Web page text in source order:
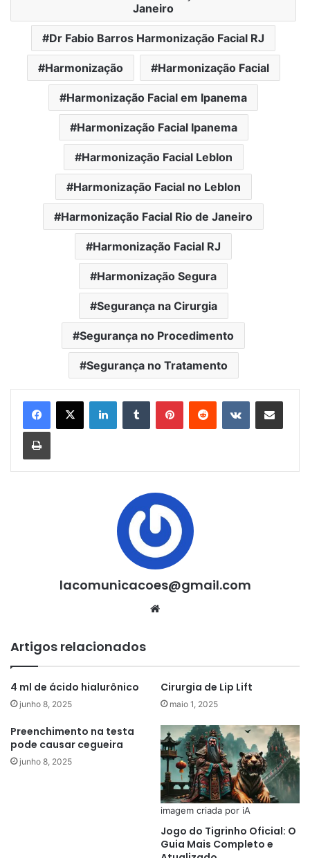
Janeiro
Dr Fabio Barros Harmonização Facial RJ
Harmonização Harmonização Facial
Harmonização Facial em Ipanema
Harmonização Facial Ipanema
Harmonização Facial Leblon
Harmonização Facial no Leblon
Harmonização Facial Rio de Janeiro
Harmonização Facial RJ
Harmonização Segura
Segurança na Cirurgia
Segurança no Procedimento
Segurança no Tratamento
LinkedinTumblr PinterestReddit VK Compartilhar via e-mail
Imprimir
lacomunicacoes@gmail.com
Artigos relacionados
4 ml de ácido hialurônico
junho 8, 2025
Cirurgia de Lip Lift
maio 1, 2025
Preenchimento na testa
pode causar cegueira
junho 8, 2025
imagem criada por iA
Jogo do Tigrinho Oficial: O
Guia Mais Completo e